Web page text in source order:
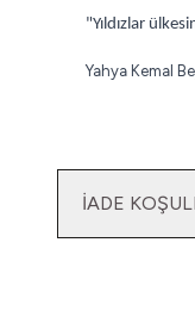
"Yıldızlar
Yahya Kemal
İADE